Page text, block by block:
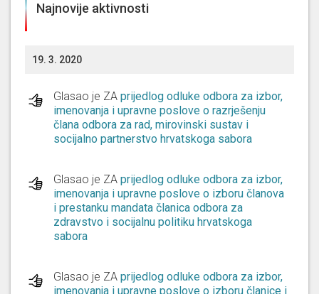
Najnovije aktivnosti
19. 3. 2020
Glasao je ZA prijedlog odluke odbora za izbor,
imenovanja i upravne poslove o razrješenju
člana odbora za rad, mirovinski sustav i
socijalno partnerstvo hrvatskoga sabora
Glasao je ZA prijedlog odluke odbora za izbor,
imenovanja i upravne poslove o izboru članova
i prestanku mandata članica odbora za
zdravstvo i socijalnu politiku hrvatskoga
sabora
Glasao je ZA prijedlog odluke odbora za izbor,
imenovanja i upravne poslove o izboru članice i